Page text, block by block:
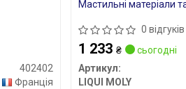
402402
Франція
Мастильні матеріали
0 відгуків
1 233₴
сьогодні
Артикул:
LIQUI MOLY